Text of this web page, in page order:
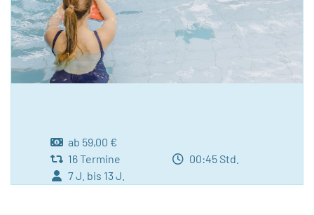
ab 59,00 €
16 Termine
00:45 Std.
7 J. bis 13 J.